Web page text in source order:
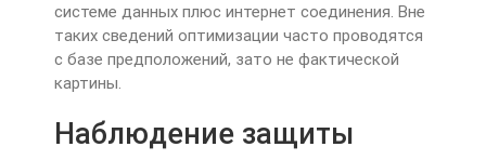
системе данных плюс интернет соединения. Вне
таких сведений оптимизации часто проводятся
с базе предположений, зато не фактической
картины.
Наблюдение защиты